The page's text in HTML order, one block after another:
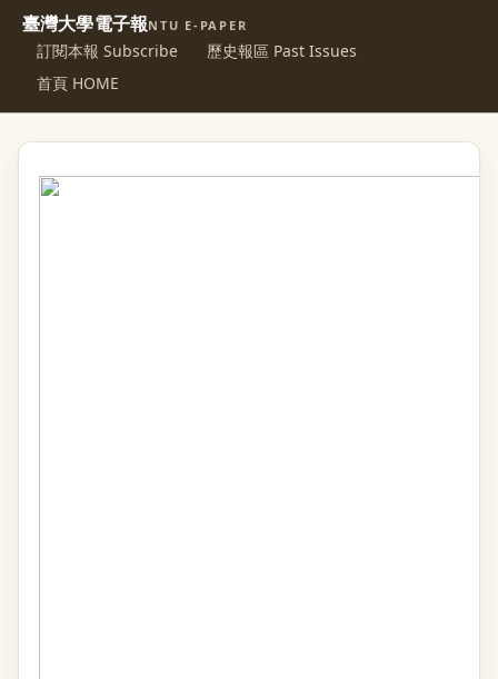
臺灣大學電子報NTU E-PAPER
訂閱本報 Subscribe
歷史報區 Past Issues
首頁 HOME